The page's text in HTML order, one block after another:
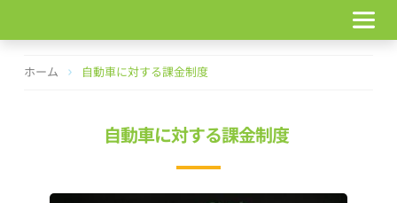
テ
ホーム 自動車に対する課金制度
自動車に対する課金制度